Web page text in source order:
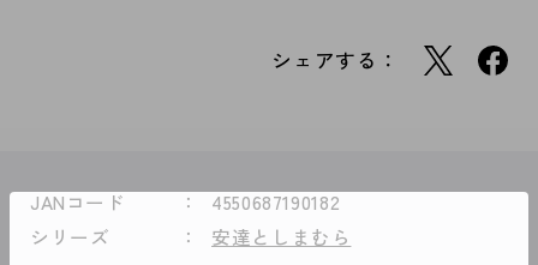
シェアする：
JANコード
4550687190182
シリーズ
安達としまむら